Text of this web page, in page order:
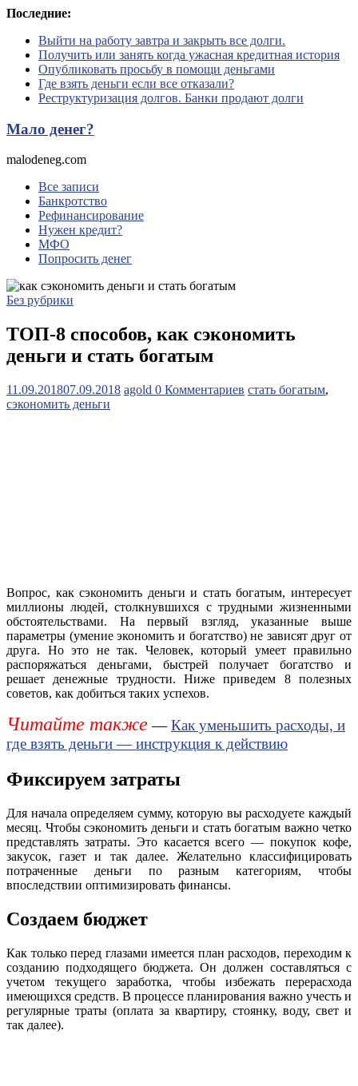
Перейти
содержимому
Последние:
Выйти на работу завтра и закрыть все долги.
Получить или занять когда ужасная кредитная история
Опубликовать просьбу в помощи деньгами
Где взять деньги если все отказали?
Реструктуризация долгов. Банки продают долги
Мало денег?
malodeneg.com
Все записи
Банкротство
Рефинансирование
Нужен кредит?
МФО
Попросить денег
Без рубрики
ТОП-8 способов, как сэкономить
деньги и стать богатым
11.09.201807.09.2018 agold 0 Комментариев стать богатым,
сэкономить деньги
Вопрос, как сэкономить деньги и стать богатым, интересует
миллионы людей, столкнувшихся с трудными жизненными
обстоятельствами. На первый взгляд, указанные выше
параметры (умение экономить и богатство) не зависят друг от
друга. Но это не так. Человек, который умеет правильно
распоряжаться деньгами, быстрей получает богатство и
решает денежные трудности. Ниже приведем 8 полезных
советов, как добиться таких успехов.
Читайте также —Как уменьшить расходы, и
где взять деньги — инструкция к действию
Фиксируем затраты
Для начала определяем сумму, которую вы расходуете каждый
месяц. Чтобы сэкономить деньги и стать богатым важно четко
представлять затраты. Это касается всего — покупок кофе,
закусок, газет и так далее. Желательно классифицировать
потраченные деньги по разным категориям, чтобы
впоследствии оптимизировать финансы.
Создаем бюджет
Как только перед глазами имеется план расходов, переходим к
созданию подходящего бюджета. Он должен составляться с
учетом текущего заработка, чтобы избежать перерасхода
имеющихся средств. В процессе планирования важно учесть и
регулярные траты (оплата за квартиру, стоянку, воду, свет и
так далее).